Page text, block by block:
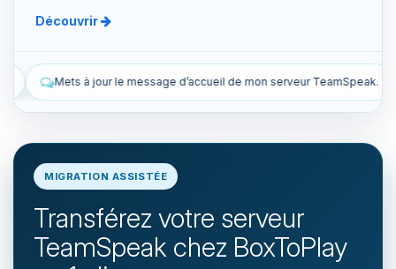
Découvrir
de mon serveur TeamSpeak. Liste les snapshots manuels et
MIGRATION ASSISTÉE
Transférez votre serveur
TeamSpeak chez BoxToPlay